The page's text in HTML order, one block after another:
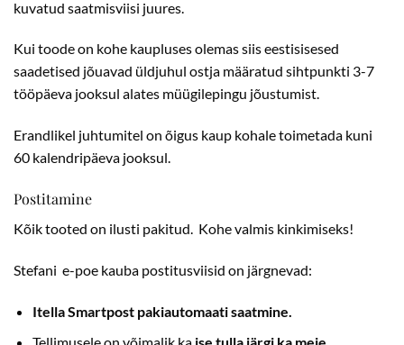
kuvatud saatmisviisi juures.
Kui toode on kohe kaupluses olemas siis eestisisesed
saadetised jõuavad üldjuhul ostja määratud sihtpunkti 3-7
tööpäeva jooksul alates müügilepingu jõustumist.
Erandlikel juhtumitel on õigus kaup kohale toimetada kuni
60 kalendripäeva jooksul.
Postitamine
Kõik tooted on ilusti pakitud. Kohe valmis kinkimiseks!
Stefani e-poe kauba postitusviisid on järgnevad:
Itella Smartpost pakiautomaati saatmine.